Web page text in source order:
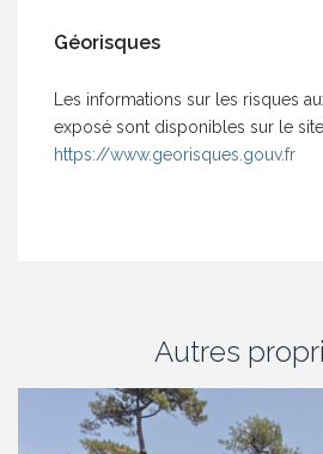
Géorisques
Les informations sur les risques
exposé sont disponibles sur le
https://www.georisques.gouv.fr
Autres